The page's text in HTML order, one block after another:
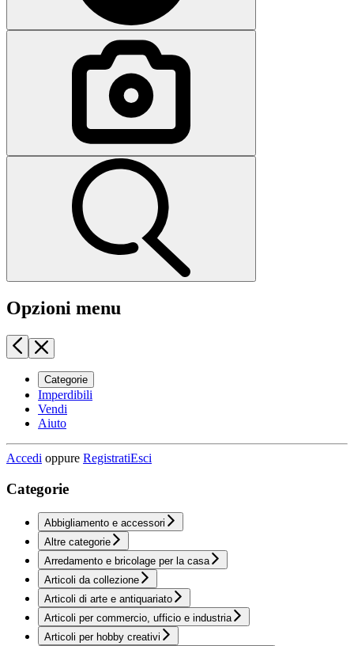
Opzioni menu
Categorie
Imperdibili
Vendi
Aiuto
Accedi oppure RegistratiEsci
Categorie
Abbigliamento e accessori
Altre categorie
Arredamento e bricolage per la casa
Articoli da collezione
Articoli di arte e antiquariato
Articoli per commercio, ufficio e industria
Articoli per hobby creativi